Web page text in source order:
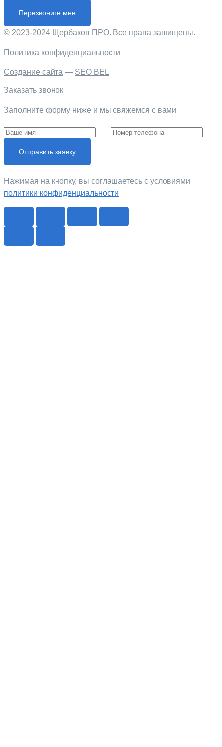
Перезвоните мне
© 2023-2024 Щербаков ПРО. Все права защищены.
Политика конфиденциальности
Создание сайта — SEO BEL
Заказать звонок
Заполните форму ниже и мы свяжемся с вами
Отправить заявку
Нажимая на кнопку, вы соглашаетесь c условиями
политики конфиденциальности